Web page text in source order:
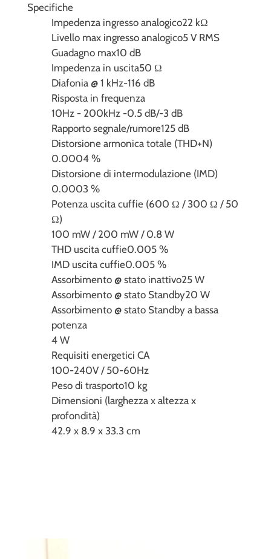
Specifiche
Impedenza ingresso analogico22 kΩ
Livello max ingresso analogico5 V RMS
Guadagno max10 dB
Impedenza in uscita50 Ω
Diafonia @ 1 kHz-116 dB
Risposta in frequenza
10Hz - 200kHz -0.5 dB/-3 dB
Rapporto segnale/rumore125 dB
Distorsione armonica totale (THD+N)
0.0004 %
Distorsione di intermodulazione (IMD)
0.0003 %
Potenza uscita cuffie (600 Ω / 300 Ω / 50
Ω)
100 mW / 200 mW / 0.8 W
THD uscita cuffie0.005 %
IMD uscita cuffie0.005 %
Assorbimento @ stato inattivo25 W
Assorbimento @ stato Standby20 W
Assorbimento @ stato Standby a bassa
potenza
4 W
Requisiti energetici CA
100-240V / 50-60Hz
Peso di trasporto10 kg
Dimensioni (larghezza x altezza x
profondità)
42.9 x 8.9 x 33.3 cm